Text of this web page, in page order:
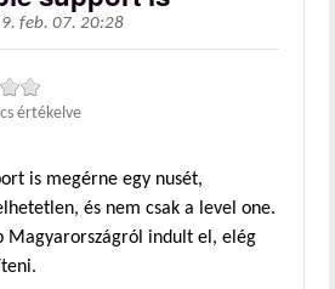
feb. 07. 20:28
értékelve
is megérne egy nusét,
és nem csak a level one.
Magyarországról indult el, elég